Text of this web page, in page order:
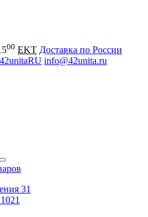
00 EKT Доставка по России
42unitaRU info@42unita.ru
31
1021